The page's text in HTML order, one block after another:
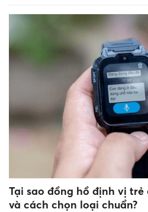
Tại sao đồng hồ định vị
và cách chọn loại chuẩn?